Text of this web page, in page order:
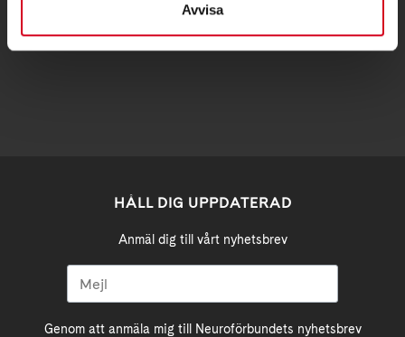
Avvisa
stockholm@neuro.se
HÅLL DIG UPPDATERAD
Anmäl dig till vårt nyhetsbrev
Genom att anmäla mig till Neuroförbundets nyhetsbrev